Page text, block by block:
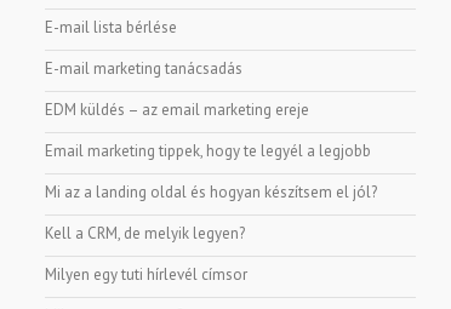
E-mail lista bérlése
E-mail marketing tanácsadás
EDM küldés – az email marketing ereje
Email marketing tippek, hogy te legyél a legjobb
Mi az a landing oldal és hogyan készítsem el jól?
Kell a CRM, de melyik legyen?
Milyen egy tuti hírlevél címsor